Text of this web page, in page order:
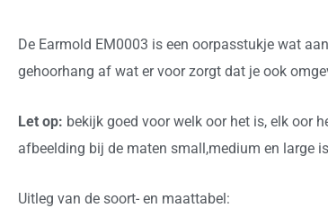
De Earmold EM0003 is een oorpasstukje wat
gehoorhang af wat er voor zorgt dat je ook
Let op: bekijk goed voor welk oor het is, elk oor
afbeelding bij de maten small,medium en large
Uitleg van de soort- en maattabel: